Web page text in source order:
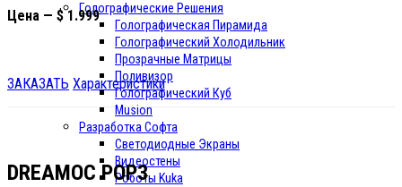
Голографические Решения
Голографическая Пирамида
Голографический Холодильник
Прозрачные Матрицы
Поливизор
Голографический Куб
Musion
Разработка Софта
Светодиодные Экраны
Видеостены
Роботы Kuka
Цена — $ 1.999
ЗАКАЗАТЬ Характеристики
DREAMOC POP3